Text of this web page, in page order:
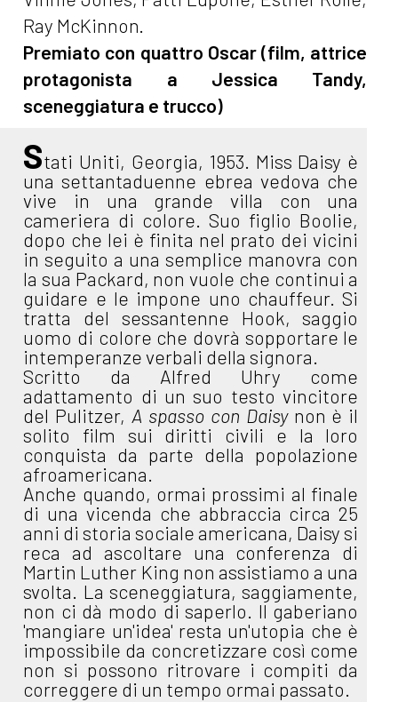
Ray McKinnon.
Premiato con quattro Oscar (film, attrice
protagonista a Jessica Tandy,
sceneggiatura e trucco)
Stati Uniti, Georgia, 1953. Miss Daisy è
una settantaduenne ebrea vedova che
vive in una grande villa con una
cameriera di colore. Suo figlio Boolie,
dopo che lei è finita nel prato dei vicini
in seguito a una semplice manovra con
la sua Packard, non vuole che continui a
guidare e le impone uno chauffeur. Si
tratta del sessantenne Hook, saggio
uomo di colore che dovrà sopportare le
intemperanze verbali della signora.
Scritto da Alfred Uhry come
adattamento di un suo testo vincitore
del Pulitzer, A spasso con Daisynon è il
solito film sui diritti civili e la loro
conquista da parte della popolazione
afroamericana.
Anche quando, ormai prossimi al finale
di una vicenda che abbraccia circa 25
anni di storia sociale americana, Daisy si
reca ad ascoltare una conferenza di
Martin Luther King non assistiamo a una
svolta. La sceneggiatura, saggiamente,
non ci dà modo di saperlo. Il gaberiano
'mangiare un'idea' resta un'utopia che è
impossibile da concretizzare così come
non si possono ritrovare i compiti da
correggere di un tempo ormai passato.